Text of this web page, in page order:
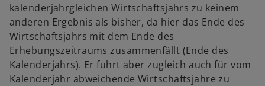
kalenderjahrgleichen Wirtschaftsjahrs zu keinem
anderen Ergebnis als bisher, da hier das Ende des
Wirtschaftsjahrs mit dem Ende des
Erhebungszeitraums zusammenfällt (Ende des
Kalenderjahrs). Er führt aber zugleich auch für vom
Kalenderjahr abweichende Wirtschaftsjahre zu